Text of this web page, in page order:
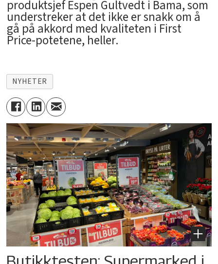
produktsjef Espen Gultvedt i Bama, som
understreker at det ikke er snakk om å
gå på akkord med kvaliteten i First
Price-potetene, heller.
NYHETER